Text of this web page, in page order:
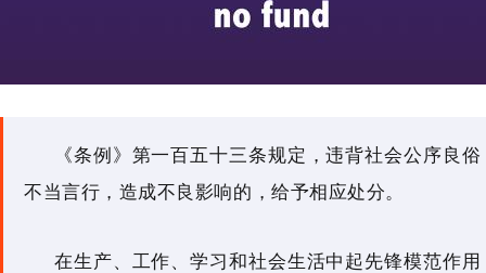
《条例》第一百五十三条规定，违背社会公序良
不当言行，造成不良影响的，给予相应处分。
在生产、工作、学习和社会生活中起先锋模范作